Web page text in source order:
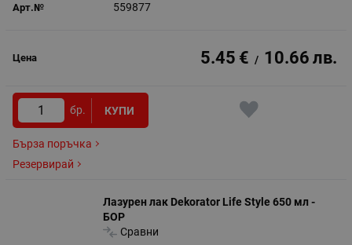
559877
5.45 € / 10.66лв.
бр. КУПИ
Бърза поръчка
Резервирай
Лазурен лак Dekorator Life Style 650 мл -
БОР
Сравни